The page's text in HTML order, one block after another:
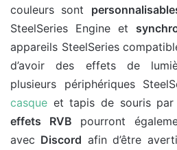
couleurs sont
SteelSeries Engine et
appareils SteelSeries
d’avoir des effets de
plusieurs périphériques
casque et tapis de souris par
effets
RVB pourront
avec Discord afin d’être